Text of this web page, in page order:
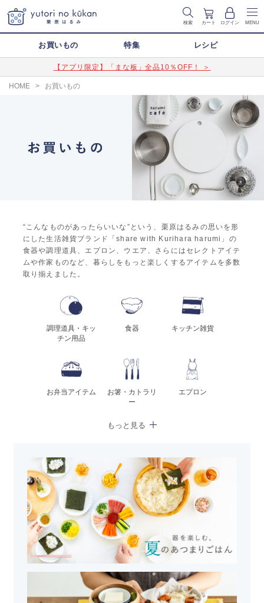
検索 カート ログイン MENU
お買いもの 特集 レシピ
【アプリ限定】「まな板」全品10％OFF！ ＞
HOME > お買いもの
“こんなものがあったらいいな”という、栗原はるみの思いを形
にした生活雑貨ブランド「share with Kurihara harumi」の
食器や調理道具、エプロン、ウエア、さらにはセレクトアイテ
ムや作家ものなど、暮らしをもっと楽しくするアイテムを多数
取り揃えました。
調理道具・キッ
チン用品
食器 キッチン雑貨
お弁当アイテム
お箸・カトラリ
ー
エプロン